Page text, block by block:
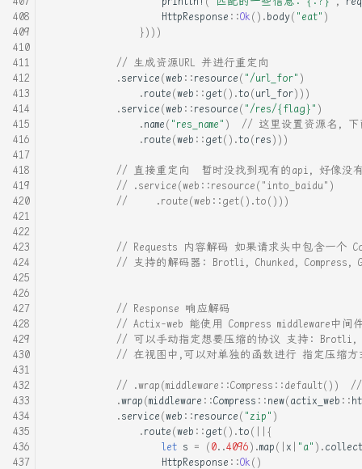
HttpResponse ::Ok().body( "eat" )
})))
// 生成资源URL 并进行重定向
.service(web ::resource( "/url_for" )
.route(web ::get().to(url_for)))
.service(web ::resource( "/res/{flag}" )
.name( "res_name" )
// 这里设置资源名, 下
.route(web ::get().to(res)))
// 直接重定向  暂时没找到现有的api, 好像没
// .service(web::resource("into_baidu")
//     .route(web::get().to()))
// Requests 内容解码 如果请求头中包含一个
// 支持的解码器: Brotli, Chunked,
// Response 响应解码
// Actix-web 能使用 Compress middleware中
// 可以手动指定想要压缩的协议 支持:
// 在视图中,可以对单独的函数进行 指定压缩
// .wrap(middleware::Compress::default())
.wrap(middleware ::Compress ::new(actix_web ::
.service(web ::resource( "zip" )
.route(web ::get().to( || {
let s = (0..4096).map( | x | "a" ).collect
HttpResponse ::Ok()